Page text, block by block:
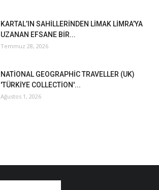
KARTAL’IN SAHİLLERİNDEN LİMAK LİMRA’YA
UZANAN EFSANE BİR...
Temmuz 28, 2026
NATİONAL GEOGRAPHİC TRAVELLER (UK)
'TÜRKİYE COLLECTİON'...
Ağustos 1, 2026